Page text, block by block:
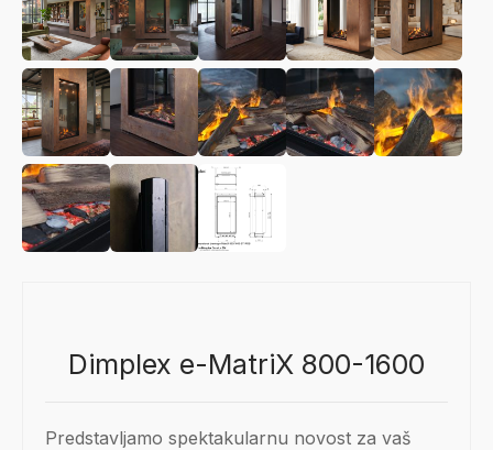
Dimplex e-MatriX 800-1600
Predstavljamo spektakularnu novost za vaš